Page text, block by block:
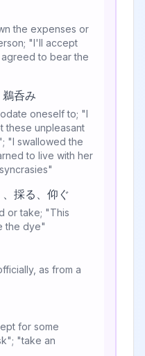
the expenses or
"I'll accept
to bear the
呑み
oneself to; "I
these unpleasant
"I swallowed the
to live with her
採る、仰ぐ
or take; "This
the dye"
as from a
for some
"take an